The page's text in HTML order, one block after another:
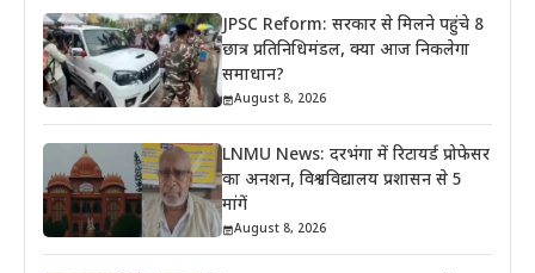
JPSC Reform: सरकार से मिलने पहुंचे 8
छात्र प्रतिनिधिमंडल, क्या आज निकलेगा
समाधान?
August 8, 2026
LNMU News: दरभंगा में रिटायर्ड प्रोफेसर
का अनशन, विश्वविद्यालय प्रशासन से 5
मांगें
August 8, 2026